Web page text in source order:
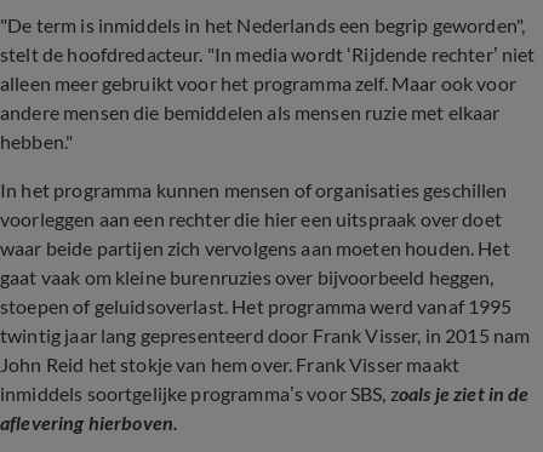
"De term is inmiddels in het Nederlands een begrip geworden",
stelt de hoofdredacteur. "In media wordt ‘Rijdende rechter’ niet
alleen meer gebruikt voor het programma zelf. Maar ook voor
andere mensen die bemiddelen als mensen ruzie met elkaar
hebben."
In het programma kunnen mensen of organisaties geschillen
voorleggen aan een rechter die hier een uitspraak over doet
waar beide partijen zich vervolgens aan moeten houden. Het
gaat vaak om kleine burenruzies over bijvoorbeeld heggen,
stoepen of geluidsoverlast. Het programma werd vanaf 1995
twintig jaar lang gepresenteerd door Frank Visser, in 2015 nam
John Reid het stokje van hem over. Frank Visser maakt
inmiddels soortgelijke programma’s voor SBS, zoals je ziet in de
aflevering hierboven.